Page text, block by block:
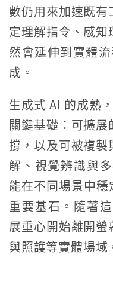
數仍用來加速既
定理解指令、感
然會延伸到實體
成。
生成式 AI 的成熟
關鍵基礎：可擴
撐，以及可被複
解、視覺辨識與
能在不同場景中
重要基石。隨著
展重心開始離開
與照護等實體場域